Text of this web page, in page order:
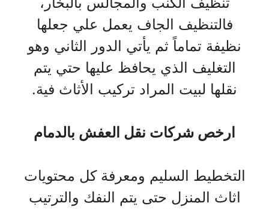
فالتنظيف الجاف يعمل علي جعلها
نظيفة تماماً ثم يأتي الدور الثاني وهو
التغليف الذي يحافظ عليها حتي يتم
نقلها لبيت المراد تركيب الأثاث فية.
ارخص شركات نقل العفش بالدمام
التخطيط السليم ومعرفة كل محتويات
اثاث المنزل حتى يتم النفك والترتيب